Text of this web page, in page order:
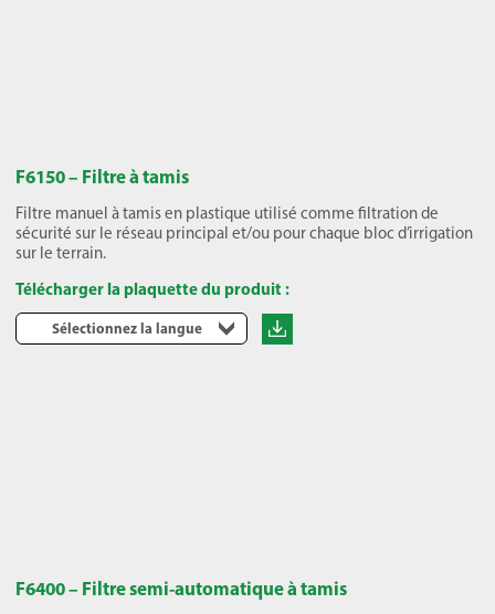
F6150 – Filtre à tamis
Filtre manuel à tamis en plastique utilisé comme filtration de
sécurité sur le réseau principal et/ou pour chaque bloc d’irrigation
sur le terrain.
Télécharger la plaquette du produit :
Sélectionnez la langue
F6400 – Filtre semi-automatique à tamis